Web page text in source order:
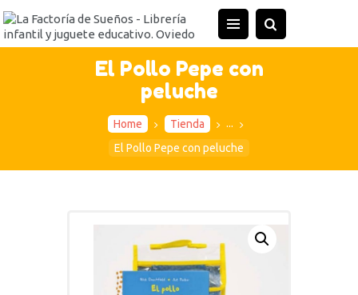
El Pollo Pepe con
peluche
Home Tienda
...
El Pollo Pepe con peluche
INICIO
TIENDA
ACTIVIDADES
CONTACTO